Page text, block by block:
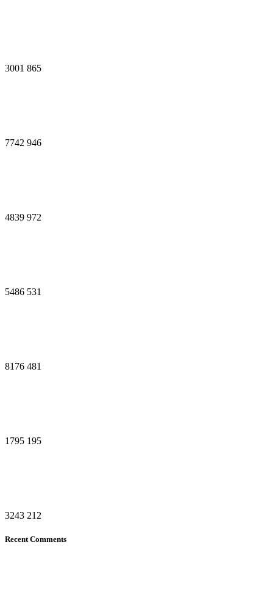
3001 865
7742 946
4839 972
5486 531
8176 481
1795 195
3243 212
Recent Comments